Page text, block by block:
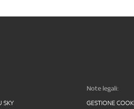
SKY
Note legali:
GESTIONE